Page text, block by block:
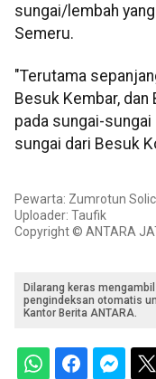
sungai/lembah
Semeru.
"Terutama
Besuk Kembar,
pada sungai-
sungai dari Besuk
Pewarta: Zumrotun
Uploader: Taufik
Copyright © ANTARA
Dilarang keras
pengindeksan otomatis
Kantor Berita ANTARA.